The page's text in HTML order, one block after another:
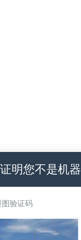
明您不是机
图验证码